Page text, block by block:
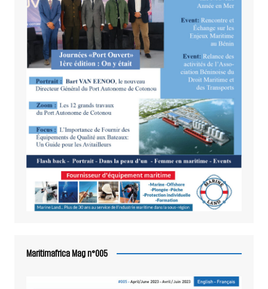
Maritimafrica Mag n°005